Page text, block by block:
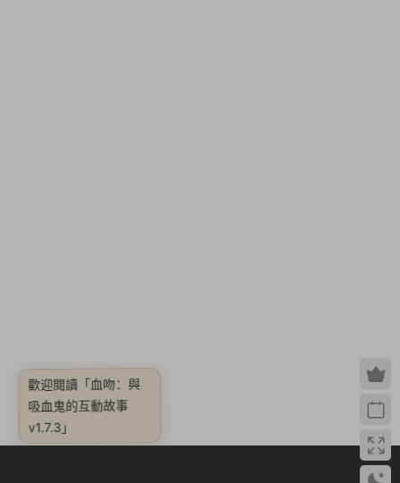
歡迎閱讀 「血吻：與
吸血鬼的互動故事
v1.7.3」